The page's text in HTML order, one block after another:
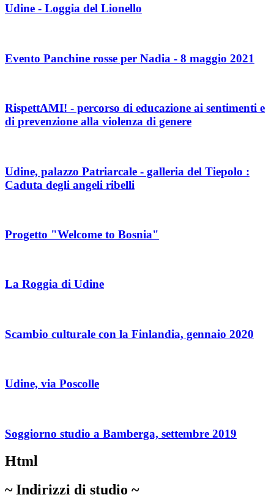
Udine - Loggia del Lionello
Evento Panchine rosse per Nadia - 8 maggio 2021
RispettAMI! - percorso di educazione ai sentimenti e
di prevenzione alla violenza di genere
Udine, palazzo Patriarcale - galleria del Tiepolo :
Caduta degli angeli ribelli
Progetto "Welcome to Bosnia"
La Roggia di Udine
Scambio culturale con la Finlandia, gennaio 2020
Udine, via Poscolle
Soggiorno studio a Bamberga, settembre 2019
Html
~ Indirizzi di studio ~